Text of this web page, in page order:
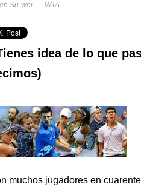
Su-wei
WTA
idea de lo que
muchos jugadores en